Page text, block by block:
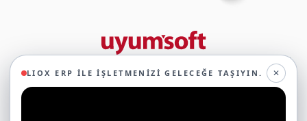
LIOX ERP ILE İŞLETMENIZI GELECEĞE TAŞIYIN. ✕
29 yıllık deneyimimizle birlikte, 350'den fazla iş ortağıyla iş birliği
yaparak, 45'ten fazla sektörde faaliyet gösteriyor ve
oluşturduğumuz ekosistemin gücüyle geleceğe sağlam adımlarla